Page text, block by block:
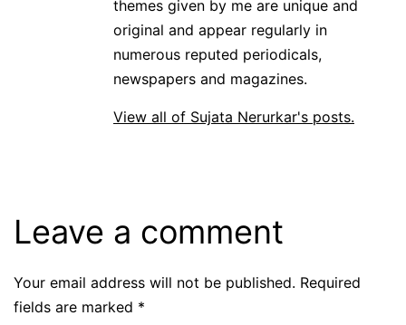
themes given by me are unique and
original and appear regularly in
numerous reputed periodicals,
newspapers and magazines.
View all of Sujata Nerurkar's posts.
Leave a comment
Your email address will not be published. Required
fields are marked *